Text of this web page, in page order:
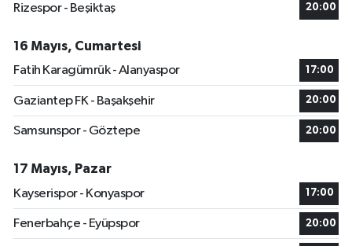
Rizespor - Beşiktaş
20:00
16 Mayıs, Cumartesi
Fatih Karagümrük - Alanyaspor
17:00
Gaziantep FK - Başakşehir 20:00
Samsunspor - Göztepe 20:00
17 Mayıs, Pazar
Kayserispor - Konyaspor
17:00
Fenerbahçe - Eyüpspor 20:00